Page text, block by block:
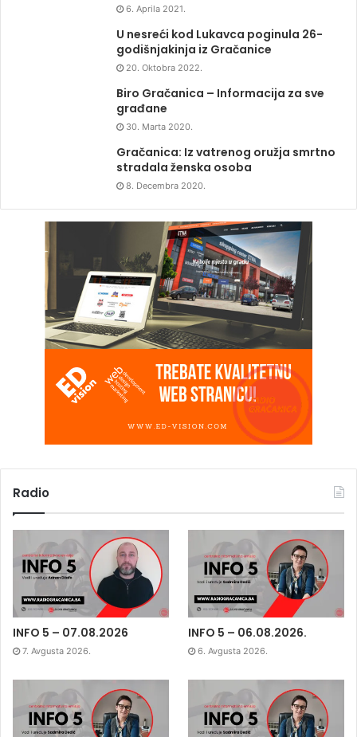
6. Aprila 2021.
U nesreći kod Lukavca poginula 26-
godišnjakinja iz Gračanice
20. Oktobra 2022.
Biro Gračanica – Informacija za sve
građane
30. Marta 2020.
Gračanica: Iz vatrenog oružja smrtno
stradala ženska osoba
8. Decembra 2020.
Radio
INFO 5 – 07.08.2026
7. Avgusta 2026.
INFO 5 – 06.08.2026.
6. Avgusta 2026.